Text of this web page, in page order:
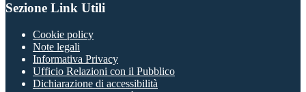
Sezione Link Utili
Cookie policy
Note legali
Informativa Privacy
Ufficio Relazioni con il Pubblico
Dichiarazione di accessibilità